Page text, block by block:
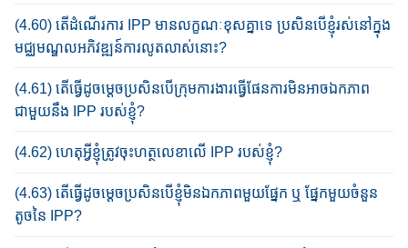
(4.60) តើ​ដំណើរការ​ IPP មាន​លក្ខណៈ​ខុស​គ្នា​ទេ ប្រ​សិន​បើ​ខ្ញុំ​រស់​នៅ​ក្នុង​
មជ្ឈ​មណ្ឌល​អភិវឌ្ឍន៍ការ​លូតលាស់នោះ?
(4.61) តើ​ធ្វើ​ដូចម្តេច​ប្រ​សិន​បើ​ក្រុម​ការងារ​ធ្វើ​ផែនការ​មិនអាច​​ឯកភាព​
ជាមួយនឹង IPP របស់​ខ្ញុំ?​
(4.62) ហេតុអ្វី​ខ្ញុំ​ត្រូវ​ចុះ​ហត្ថលេខាលើ IPP របស់ខ្ញុំ?
(4.63) តើ​ធ្វើដូចម្តេច​ប្រ​សិន​បើ​ខ្ញុំ​មិន​ឯកភាព​​មួយ​ផ្នែក ឬ ផ្នែក​មួយ​ចំនួន​
តូច​នៃ​ IPP?​